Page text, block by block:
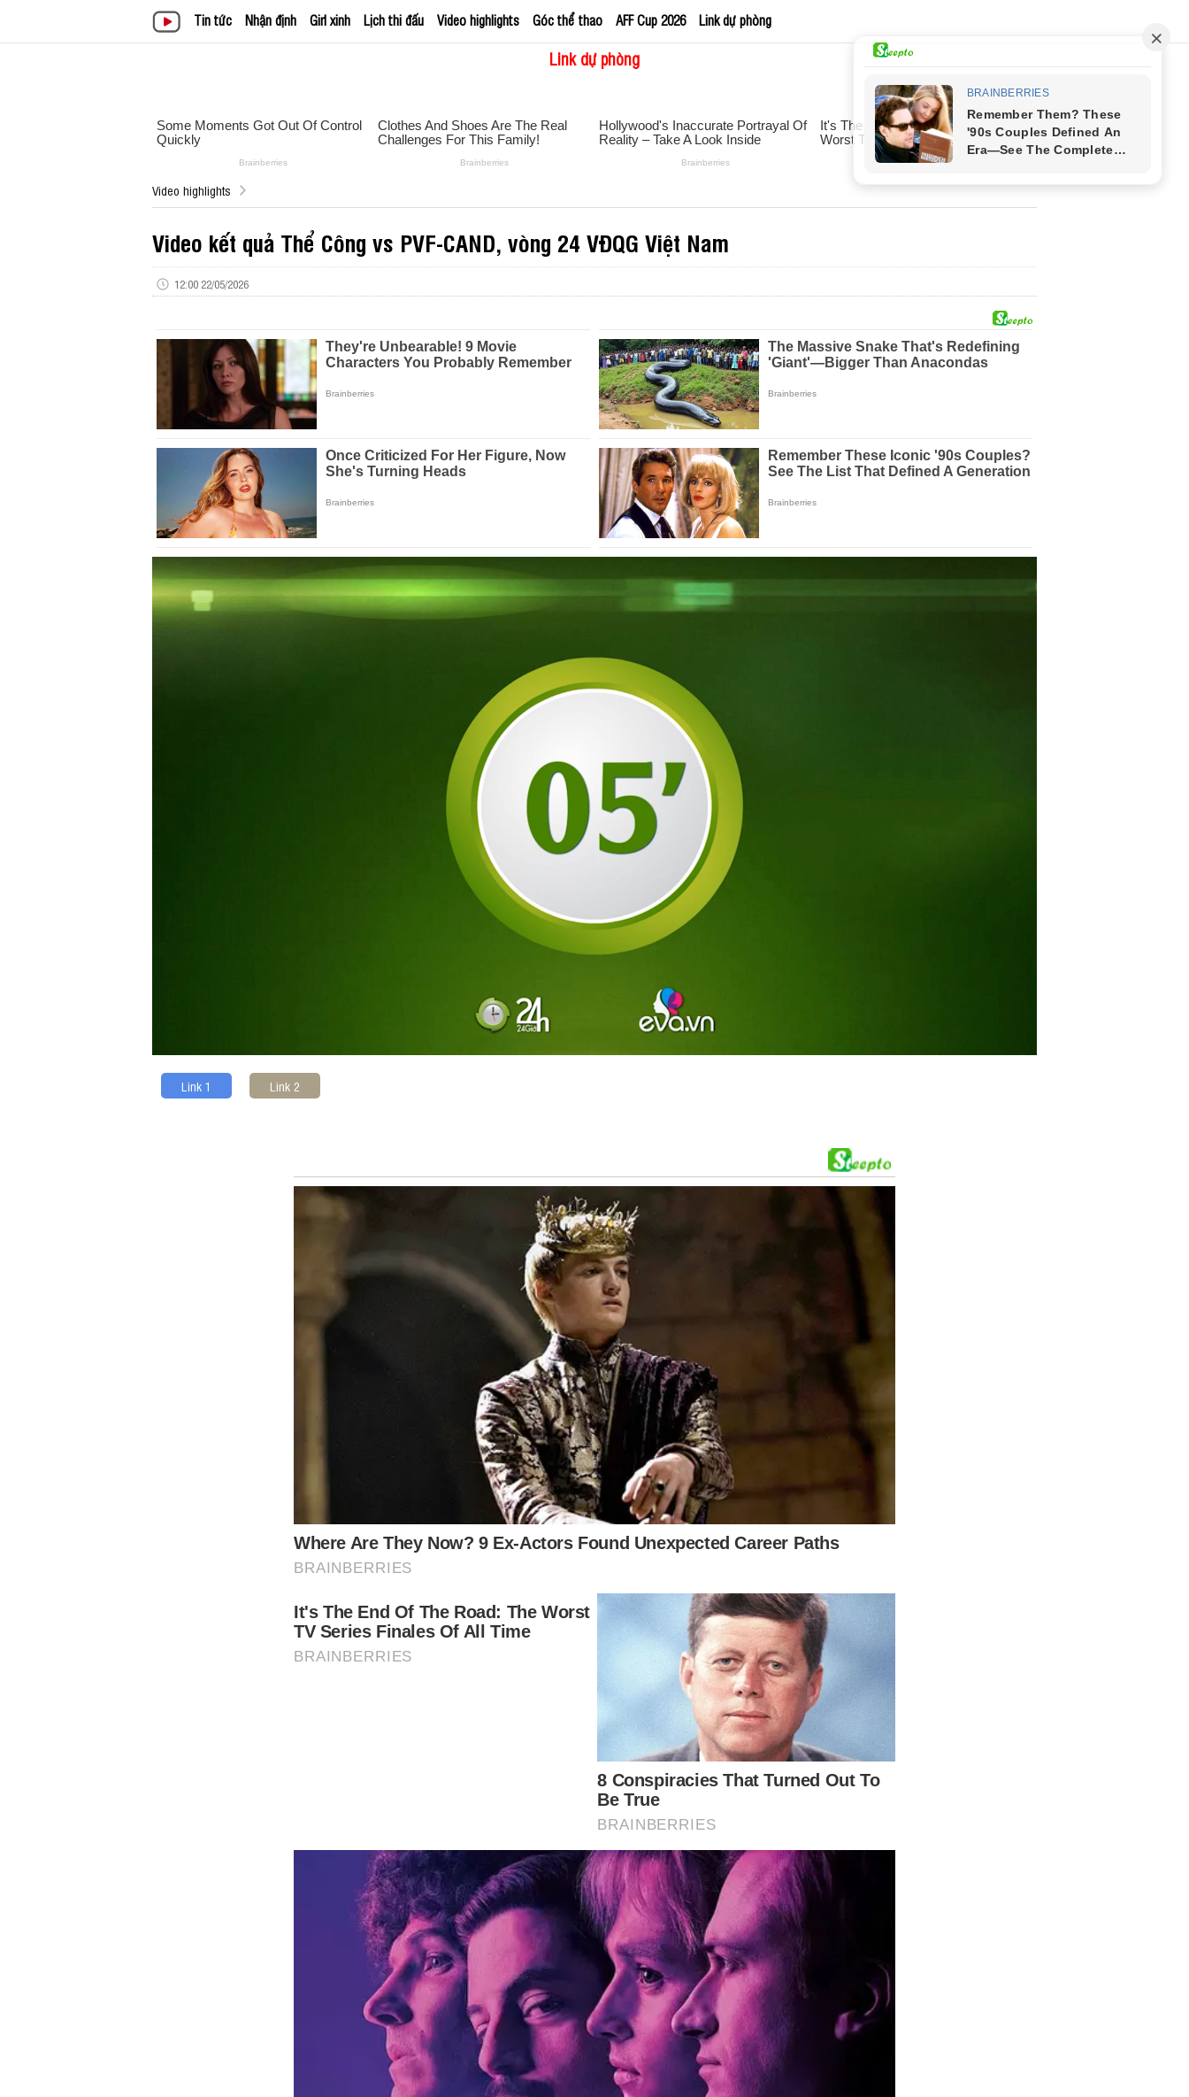
Tin tức Nhận định Girl xinh Lịch thi đấu Video highlights Góc thể thao AFF Cup 2026 Link dự phòng
Link dự phòng
Video highlights
Video kết quả Thể Công vs PVF-CAND, vòng 24 VĐQG Việt Nam
12:00 22/05/2026
Volume
0%
Link 1 Link 2